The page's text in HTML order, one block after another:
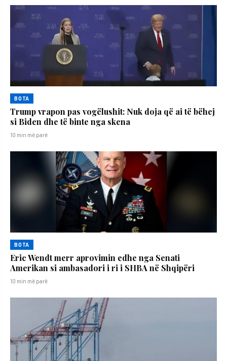
BOTA
Trump vrapon pas vogëlushit: Nuk doja që ai të bëhej
si Biden dhe të binte nga skena
10 min më parë
BOTA
Eric Wendt merr aprovimin edhe nga Senati
Amerikan si ambasadori i ri i SHBA në Shqipëri
10 min më parë